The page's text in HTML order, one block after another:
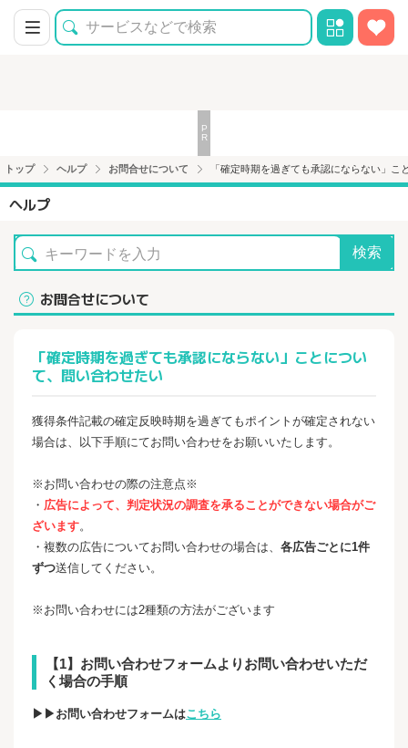
トップ ヘルプ お問合せについて 「確定時期を過ぎても承認にならない」こ
ヘルプ
検索
お問合せについて
「確定時期を過ぎても承認にならない」ことについ
て、問い合わせたい
獲得条件記載の確定反映時期を過ぎてもポイントが確定されない
場合は、以下手順にてお問い合わせをお願いいたします。
※お問い合わせの際の注意点※
・ 広告によって、判定状況の調査を承ることができない場合がご
ざいます。
・複数の広告についてお問い合わせの場合は、 各広告ごとに1件
ずつ送信してください。
※お問い合わせには2種類の方法がございます
【1】お問い合わせフォームよりお問い合わせいただ
く場合の手順
▶▶お問い合わせフォームはこちら